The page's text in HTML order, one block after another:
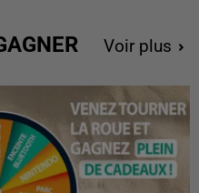
Voir plus